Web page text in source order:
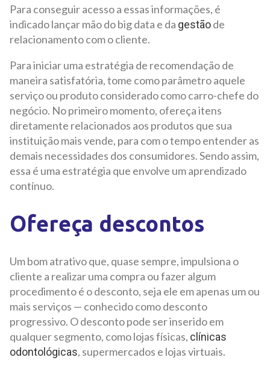
Para conseguir acesso a essas informações, é
indicado lançar mão do big data e da gestãode
relacionamento com o cliente.
Para iniciar uma estratégia de recomendação de
maneira satisfatória, tome como parâmetro aquele
serviço ou produto considerado como carro-chefe do
negócio. No primeiro momento, ofereça itens
diretamente relacionados aos produtos que sua
instituição mais vende, para com o tempo entender as
demais necessidades dos consumidores. Sendo assim,
essa é uma estratégia que envolve um aprendizado
contínuo.
Ofereça descontos
Um bom atrativo que, quase sempre, impulsiona o
cliente a realizar uma compra ou fazer algum
procedimento é o desconto, seja ele em apenas um ou
mais serviços — conhecido como desconto
progressivo. O desconto pode ser inserido em
qualquer segmento, como lojas físicas, clínicas
odontológicas, supermercados e lojas virtuais.